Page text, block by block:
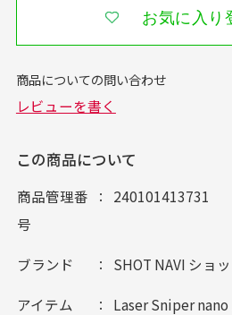
お気に入り
この商品について
商品管理番
号
240101413731
ブランド SHOT NAVI ショ
アイテム Laser Sniper